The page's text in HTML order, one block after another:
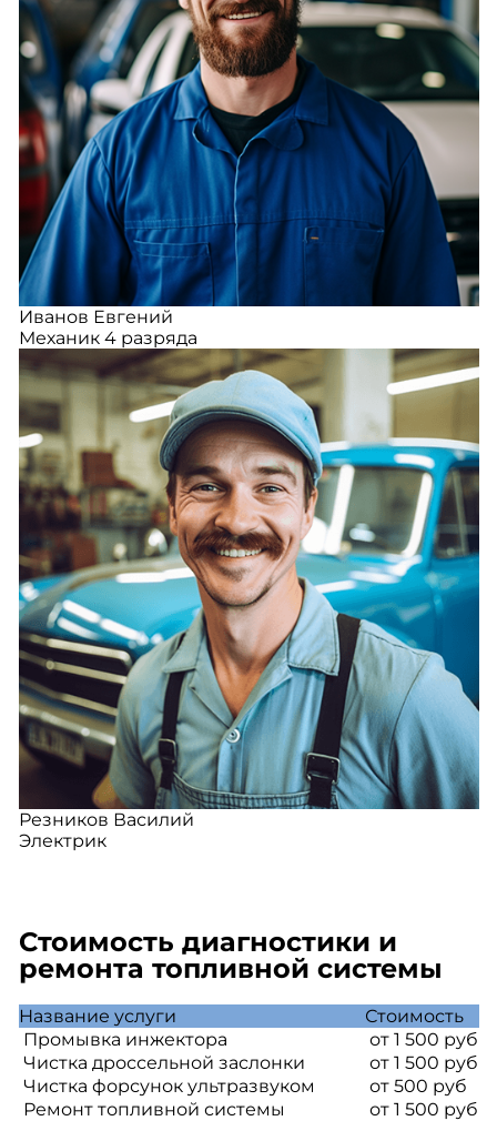
Иванов Евгений
Механик 4 разряда
Резников Василий
Электрик
Стоимость диагностики и
ремонта топливной системы
Название услуги
Стоимость
Промывка инжектора
от 1 500 руб
Чистка дроссельной заслонки
от 1 500 руб
Чистка форсунок ультразвуком
от 500 руб
Ремонт топливной системы
от 1 500 руб